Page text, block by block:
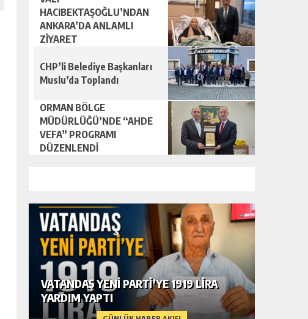
HACIBEKTAŞOĞLU’NDAN
ANKARA’DA ANLAMLI
ZİYARET
CHP’li Belediye Başkanları
Muslu’da Toplandı
ORMAN BÖLGE
MÜDÜRLÜĞÜ’NDE “AHDE
VEFA” PROGRAMI
DÜZENLENDİ
VATANDAŞ YENİ PARTİ’YE 1919 LİRA
YARDIM YAPTI